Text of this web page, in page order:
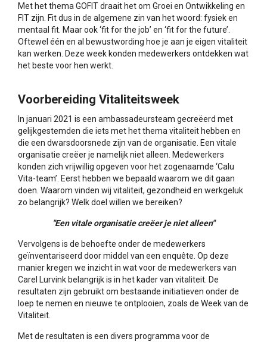
Met het thema GOFIT draait het om Groei en Ontwikkeling en
FIT zijn. Fit dus in de algemene zin van het woord: fysiek en
mentaal fit. Maar ook ‘fit for the job’ en ‘fit for the future’.
Oftewel één en al bewustwording hoe je aan je eigen vitaliteit
kan werken. Deze week konden medewerkers ontdekken wat
het beste voor hen werkt.
Voorbereiding Vitaliteitsweek
In januari 2021 is een ambassadeursteam gecreëerd met
gelijkgestemden die iets met het thema vitaliteit hebben en
die een dwarsdoorsnede zijn van de organisatie. Een vitale
organisatie creëer je namelijk niet alleen. Medewerkers
konden zich vrijwillig opgeven voor het zogenaamde ‘Calu
Vita-team’. Eerst hebben we bepaald waarom we dit gaan
doen. Waarom vinden wij vitaliteit, gezondheid en werkgeluk
zo belangrijk? Welk doel willen we bereiken?
"Een vitale organisatie creëer je niet alleen"
Vervolgens is de behoefte onder de medewerkers
geïnventariseerd door middel van een enquête. Op deze
manier kregen we inzicht in wat voor de medewerkers van
Carel Lurvink belangrijk is in het kader van vitaliteit. De
resultaten zijn gebruikt om bestaande initiatieven onder de
loep te nemen en nieuwe te ontplooien, zoals de Week van de
Vitaliteit.
Met de resultaten is een divers programma voor de